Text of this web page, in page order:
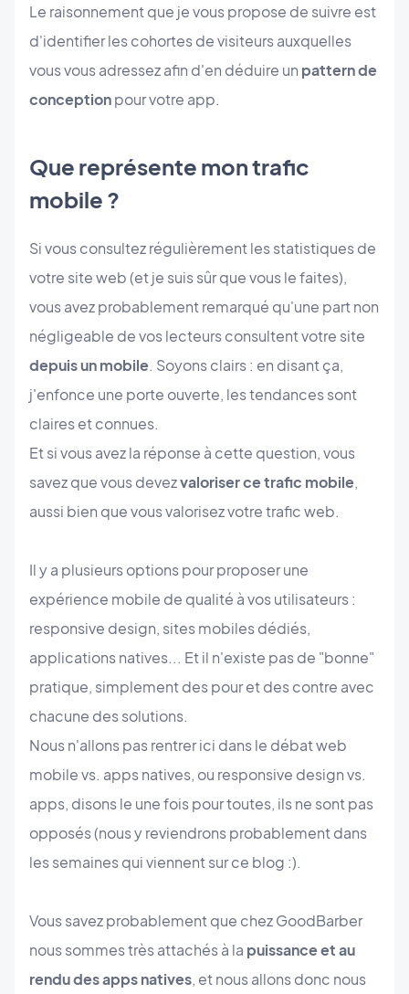
Le raisonnement que je vous propose de suivre est
d'identifier les cohortes de visiteurs auxquelles
vous vous adressez afin d'en déduire un pattern de
conceptionpour votre app.
Que représente mon trafic
mobile ?
Si vous consultez régulièrement les statistiques de
votre site web (et je suis sûr que vous le faites),
vous avez probablement remarqué qu'une part non
négligeable de vos lecteurs consultent votre site
depuis un mobile. Soyons clairs : en disant ça,
j'enfonce une porte ouverte, les tendances sont
claires et connues.
Et si vous avez la réponse à cette question, vous
savez que vous devezvaloriser ce trafic mobile,
aussi bien que vous valorisez votre trafic web.
Il y a plusieurs options pour proposer une
expérience mobile de qualité à vos utilisateurs :
responsive design, sites mobiles dédiés,
applications natives... Et il n'existe pas de "bonne"
pratique, simplement des pour et des contre avec
chacune des solutions.
Nous n'allons pas rentrer ici dans le débat web
mobile vs. apps natives, ou responsive design vs.
apps, disons le une fois pour toutes, ils ne sont pas
opposés (nous y reviendrons probablement dans
les semaines qui viennent sur ce blog :).
Vous savez probablement que chez GoodBarber
nous sommes très attachés à la puissance et au
rendu des apps natives, et nous allons donc nous